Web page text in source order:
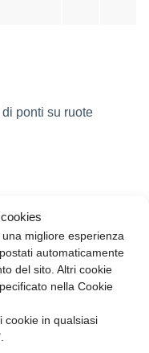
migliore esperienza
automaticamente
del sito. Altri cookie
nella Cookie
cookie in qualsiasi
ponti su ruote
gli obblighi
37 Titolo I e art.77
475 (DPI III cat.); Titolo
di formazione per il
su ruote
teorica (Modulo
giuridici-